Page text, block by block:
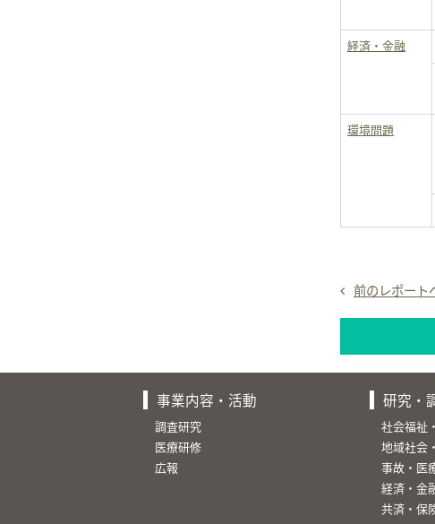
経済・金融
環境問題
前のレポート
事業内容・活動
調査研究
医療研修
広報
研究・
社会福祉
地域社会
事故・医
経済・金
共済・保